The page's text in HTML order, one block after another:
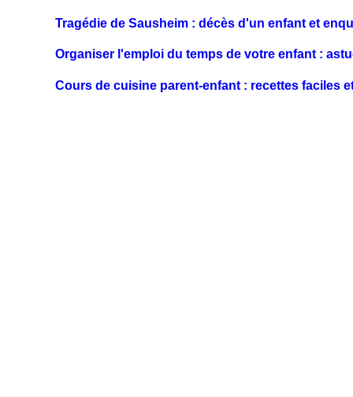
Tragédie de Sausheim : décès d'un enfant et
Organiser l'emploi du temps de votre enfant :
Cours de cuisine parent-enfant : recettes faciles